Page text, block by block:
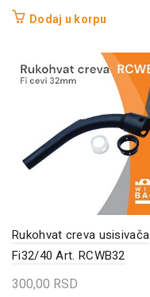
Dodaj u korpu
Rukohvat creva usisivača
Fi32/40 Art. RCWB32
300,00 RSD